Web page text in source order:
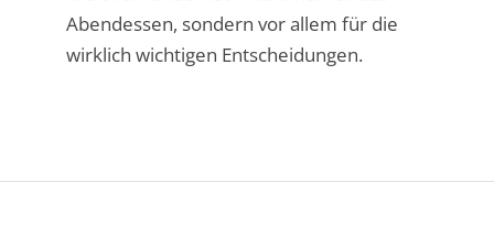
Abendessen, sondern vor allem für die
wirklich wichtigen Entscheidungen.